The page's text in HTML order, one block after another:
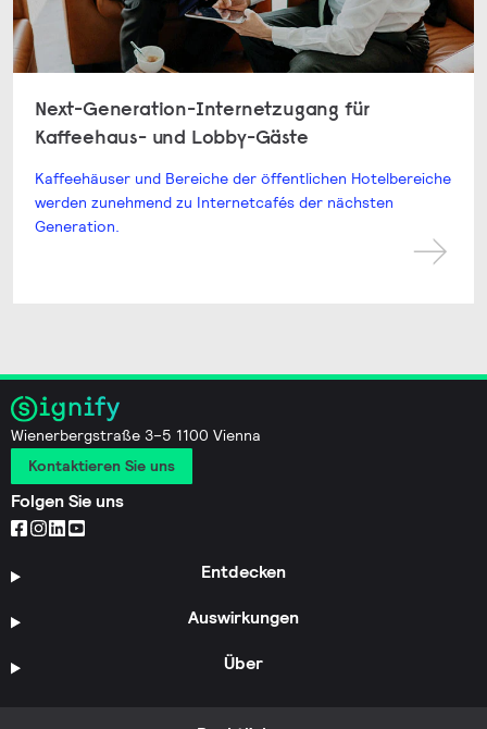
Next-Generation-Internetzugang für
Kaffeehaus- und Lobby-Gäste
Kaffeehäuser und Bereiche der öffentlichen Hotelbereiche
werden zunehmend zu Internetcafés der nächsten
Generation.
Wienerbergstraße 3–5 1100 Vienna
Kontaktieren Sie uns
Folgen Sie uns
Entdecken
Auswirkungen
Über